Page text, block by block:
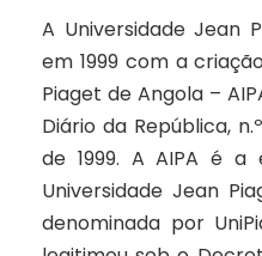
A Universidade Jean
em 1999 com a
Piaget de Angola –
Diário da República,
de 1999. A AIPA é
Universidade Jean
denominada por